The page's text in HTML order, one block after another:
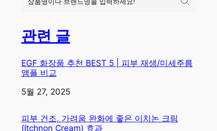
관련 글
EGF 화장품 추천 BEST 5 | 피부 재생/미세주름
앰플 비교
일자
5월 27, 2025
피부 건조, 가려움 완화에 좋은 이치논 크림
(Itchnon Cream) 효과